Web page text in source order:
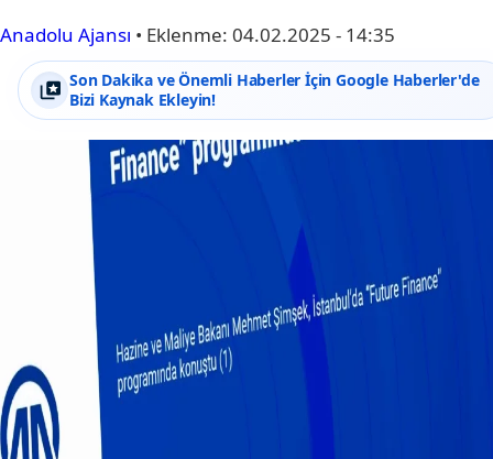
Anadolu Ajansı • Eklenme: 04.02.2025 - 14:35
Son Dakika ve Önemli Haberler İçin Google Haberler'de
Bizi Kaynak Ekleyin!